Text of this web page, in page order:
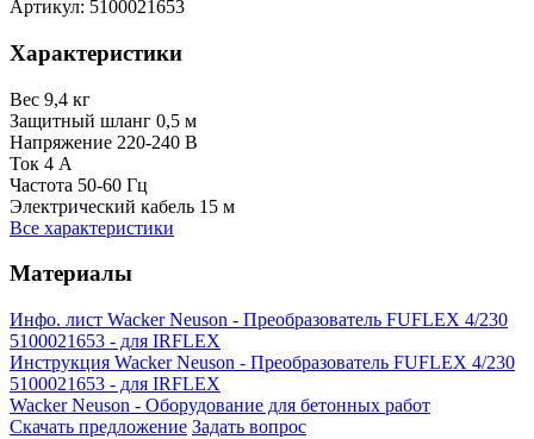
Артикул: 5100021653
Характеристики
Вес 9,4 кг
Защитный шланг 0,5 м
Напряжение 220-240 В
Ток 4 А
Частота 50-60 Гц
Электрический кабель 15 м
Все характеристики
Материалы
Инфо. лист Wacker Neuson - Преобразователь FUFLEX 4/230
5100021653 - для IRFLEX
Инструкция Wacker Neuson - Преобразователь FUFLEX 4/230
5100021653 - для IRFLEX
Wacker Neuson - Оборудование для бетонных работ
Скачать предложение Задать вопрос